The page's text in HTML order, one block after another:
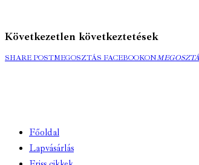
Következetlen következtetések
SHARE POSTMEGOSZTÁS FACEBOOKON
Főoldal
Lapvásárlás